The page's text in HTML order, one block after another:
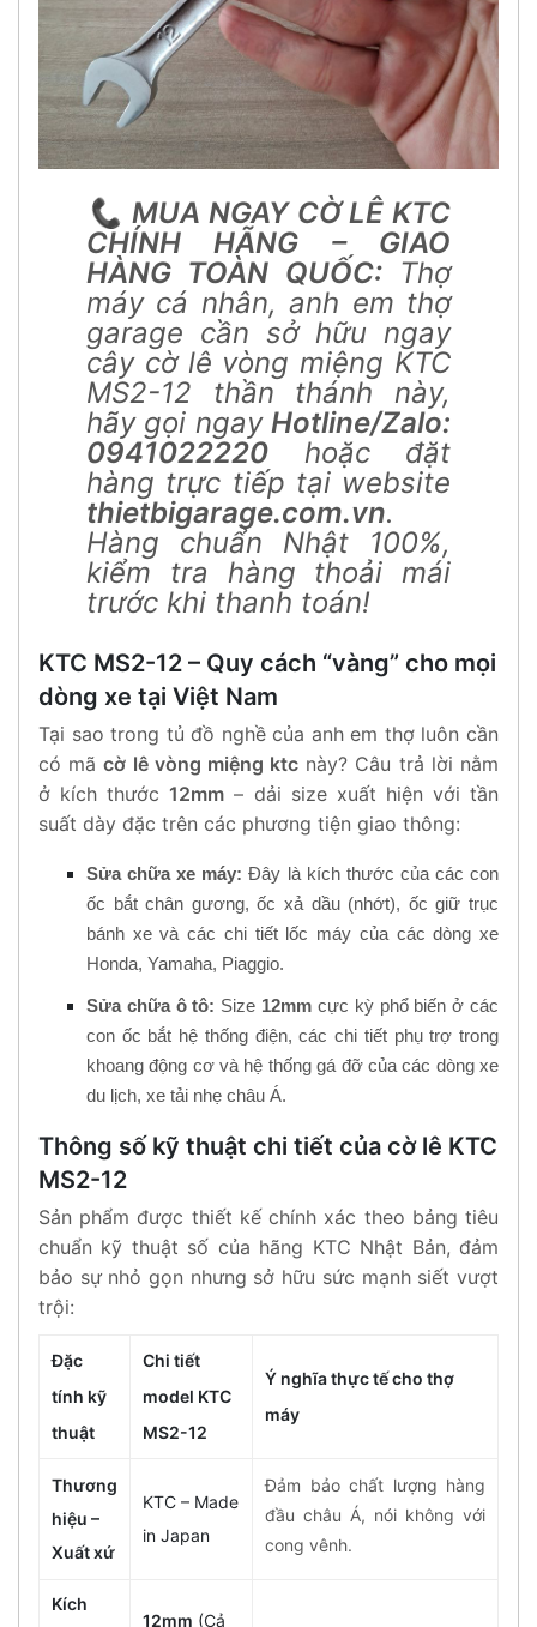
📞 MUA NGAY CỜ LÊ KTC
CHÍNH HÃNG – GIAO
HÀNG TOÀN QUỐC:Thợ
máy cá nhân, anh em thợ
garage cần sở hữu ngay
cây cờ lê vòng miệng KTC
MS2-12 thần thánh này,
hãy gọi ngay Hotline/Zalo:
0941022220 hoặc đặt
hàng trực tiếp tại website
thietbigarage.com.vn.
Hàng chuẩn Nhật 100%,
kiểm tra hàng thoải mái
trước khi thanh toán!
KTC MS2-12 – Quy cách “vàng” cho mọi
dòng xe tại Việt Nam
Tại sao trong tủ đồ nghề của anh em thợ luôn cần
có mãcờ lê vòng miệng ktc này? Câu trả lời nằm
ở kích thước12mm – dải size xuất hiện với tần
suất dày đặc trên các phương tiện giao thông:
Sửa chữa xe máy: Đây là kích thước của các con
ốc bắt chân gương, ốc xả dầu (nhớt), ốc giữ trục
bánh xe và các chi tiết lốc máy của các dòng xe
Honda, Yamaha, Piaggio.
Sửa chữa ô tô: Size 12mm cực kỳ phổ biến ở các
con ốc bắt hệ thống điện, các chi tiết phụ trợ trong
khoang động cơ và hệ thống gá đỡ của các dòng xe
du lịch, xe tải nhẹ châu Á.
Thông số kỹ thuật chi tiết của cờ lê KTC
MS2-12
Sản phẩm được thiết kế chính xác theo bảng tiêu
chuẩn kỹ thuật số của hãng KTC Nhật Bản, đảm
bảo sự nhỏ gọn nhưng sở hữu sức mạnh siết vượt
trội:
Đặc
tính kỹ
thuật
Chi tiết
model KTC
MS2-12
Ý nghĩa thực tế cho thợ
máy
Thương
hiệu –
Xuất xứ
KTC – Made
in Japan
Đảm bảo chất lượng hàng
đầu châu Á, nói không với
cong vênh.
Kích
12mm (Cả